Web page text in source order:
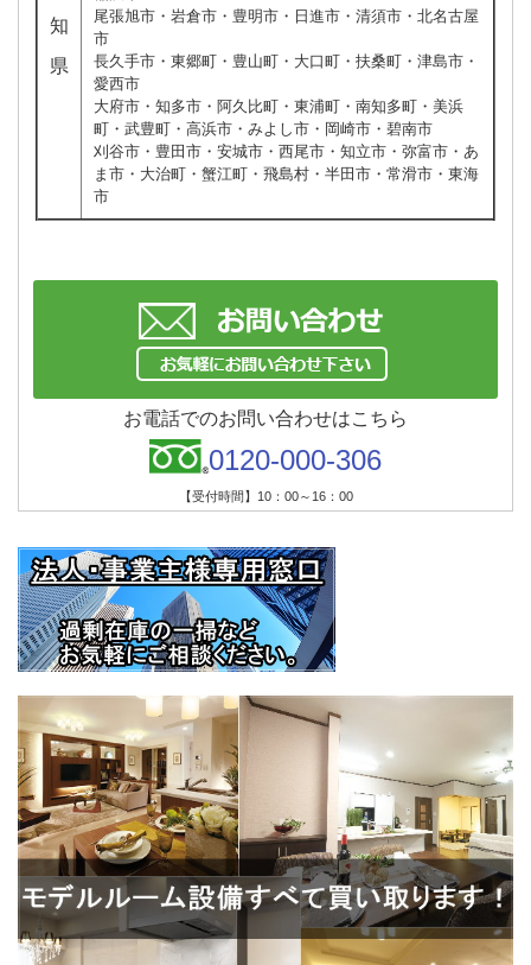
知
県
尾張旭市・岩倉市・豊明市・日進市・清須市・北名古屋
市
長久手市・東郷町・豊山町・大口町・扶桑町・津島市・
愛西市
大府市・知多市・阿久比町・東浦町・南知多町・美浜
町・武豊町・高浜市・みよし市・岡崎市・碧南市
刈谷市・豊田市・安城市・西尾市・知立市・弥富市・あ
ま市・大治町・蟹江町・飛島村・半田市・常滑市・東海
市
お電話でのお問い合わせはこちら
0120-000-306
【受付時間】10：00～16：00